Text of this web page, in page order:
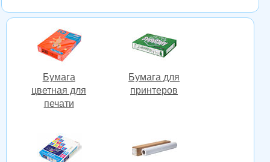
Бумага
цветная для
печати
Бумага для
принтеров